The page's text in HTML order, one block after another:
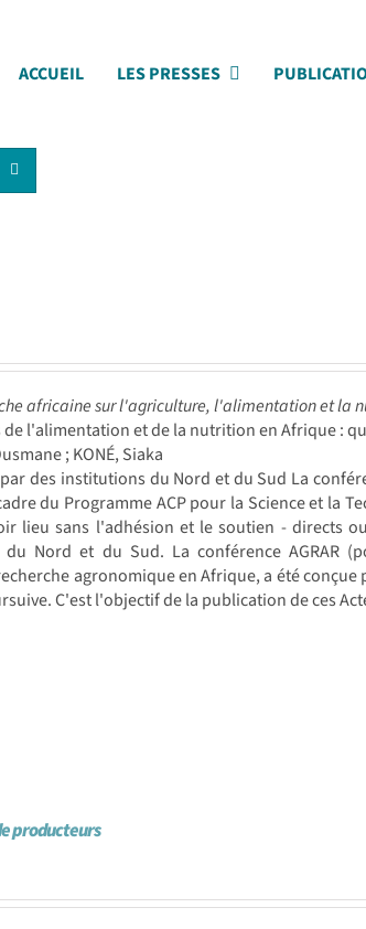
ACCUEIL LES PRESSES
africaine sur l'agriculture, l'alimentation et la
l'alimentation et de la nutrition en Afrique :
; KONÉ, Siaka
des institutions du Nord et du Sud La
du Programme ACP pour la Science et la
lieu sans l'adhésion et le soutien - directs
Nord et du Sud. La conférence AGRAR
agronomique en Afrique, a été
C'est l'objectif de la publication de ces
producteurs